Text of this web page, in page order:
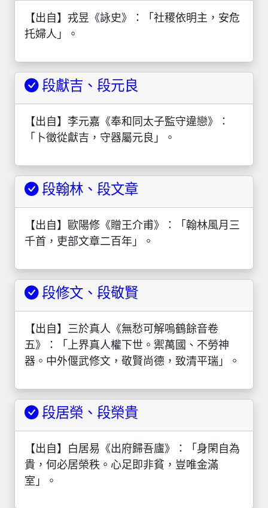
【出自】戎昱《詠史》：「社稷依明主，安危
托婦人」。
段獻吉、段元良
【出自】李元嘉《奉和同太子監守違戀》：
「卜徵從獻吉，守器屬元良」。
段翰林、段文章
【出自】歐陽修《贈王介甫》：「翰林風月三
千首，吏部文章二百年」。
段修文、段敬賢
【出自】三於真人《無愁可解嗚鶴餘音卷
五》：「上界真人權下世。禦萬國、不勞神
器。中外偃武修文，敬賢尚德，致清平瑞」。
段居榮、段榮貴
【出自】白居易《出府歸吾廬》：「身閑自為
貴，何必居榮秩。心足即非貧，豈唯金滿
室」。